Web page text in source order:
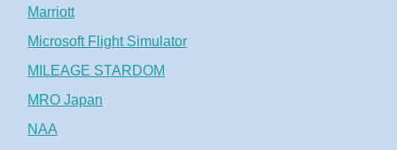
Marriott
Microsoft Flight Simulator
MILEAGE STARDOM
MRO Japan
NAA